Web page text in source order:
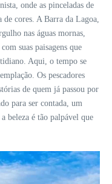
onde as pinceladas de
de cores. A Barra da Lagoa,
nas águas mornas,
suas paisagens que
Aqui, o tempo se
Os pescadores
de quem já passou por
para ser contada, um
beleza é tão palpável que